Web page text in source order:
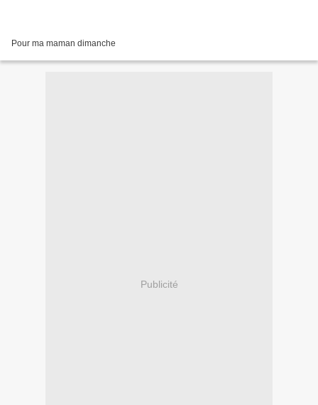
Pour ma maman dimanche
Publicité